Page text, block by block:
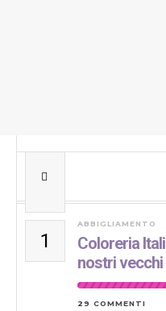
1
ABBIGLIAMENTO
Coloreria
nostri vecchi
29 COMMENTI